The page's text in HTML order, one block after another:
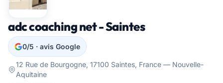
adc coaching net - Saintes
0/5 · avis Google
12 Rue de Bourgogne, 17100 Saintes, France — Nouvelle-
Aquitaine